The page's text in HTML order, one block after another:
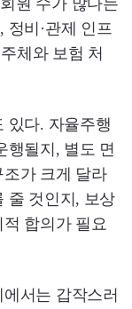
정비·관제 인프
체와 보험 처
있다. 자율주행
행될지, 별도 면
가 크게 달라
줄 것인지, 보상
합의가 필요
서는 갑작스러